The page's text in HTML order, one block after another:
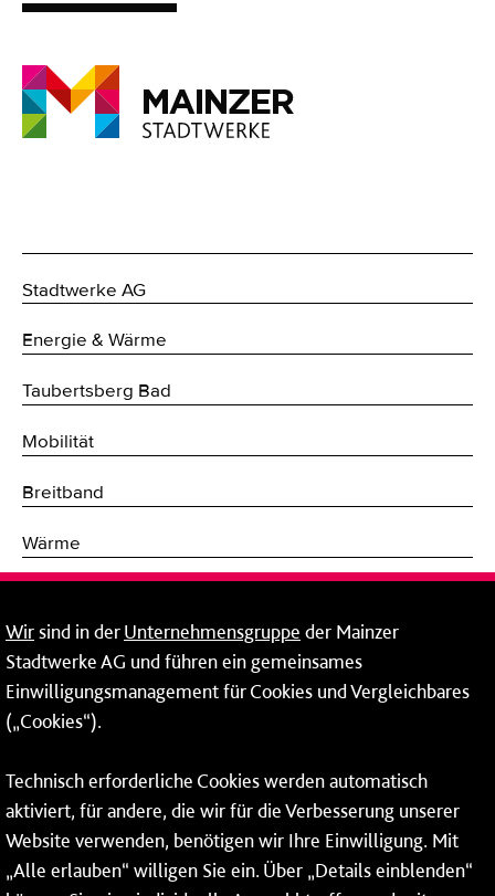
Stadtwerke AG
Energie & Wärme
Taubertsberg Bad
Mobilität
Breitband
Wärme
Erneuerbare Energien
Netze
Rheinallee 41
55118 Mainz
Tel.:06131 - 12 78 78
Wirsind in derUnternehmensgruppe der Mainzer
Stadtwerke AG und führen ein gemeinsames
Einwilligungsmanagement für Cookies und Vergleichbares
(„Cookies“).
Technisch erforderliche Cookies werden automatisch
aktiviert, für andere, die wir für die Verbesserung unserer
Website verwenden, benötigen wir Ihre Einwilligung. Mit
„Alle erlauben“ willigen Sie ein. Über „Details einblenden“